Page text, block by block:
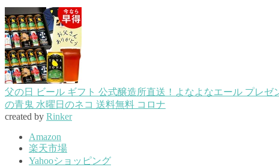
父の日 ビール ギフト 公式醸造所直送！よなよなエール プレ
の青鬼 水曜日のネコ 送料無料 コロナ
created by Rinker
Amazon
楽天市場
Yahooショッピング